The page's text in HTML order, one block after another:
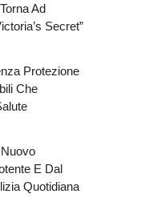
Ad
Secret”
Protezione
Che
E Dal
Quotidiana